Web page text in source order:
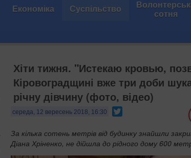
Економіка Суспільство сотня
Хіти тижня. "Истекаю кровью,
Кіровоградщині вже три доби
річну дівчину (фото, відео)
середа, 12 вересень 2018, 16:30
За кілька сотень метрів від будинку знайшли
Діана Хріненко, не дійшла до рідного дому 600